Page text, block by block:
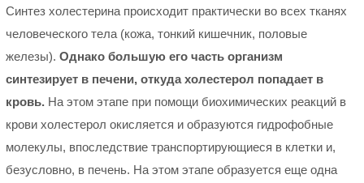
Синтез холестерина происходит практически во всех тканях
человеческого тела (кожа, тонкий кишечник, половые
железы).Однако большую его часть организм
синтезирует в печени, откуда холестерол попадает в
кровь. На этом этапе при помощи биохимических реакций в
крови холестерол окисляется и образуются гидрофобные
молекулы, впоследствие транспортирующиеся в клетки и,
безусловно, в печень. На этом этапе образуется еще одна